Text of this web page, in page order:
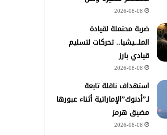
2026-08-08
ضربة محتملة لقيادة
الملـ.ـيشيا.. تحركات لتسليم
قيادي بارز
2026-08-08
استهداف ناقلة تابعة
لـ”أدنوك”الإماراتية أثناء عبورها
مضيق هرمز
2026-08-08